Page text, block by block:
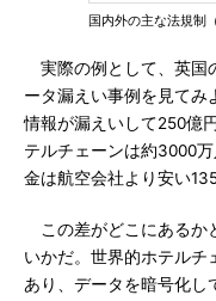
国内外の主な法規制
実際の例として、英国
ータ漏えい事例を見てみ
情報が漏えいして250億
テルチェーンは約3000
金は航空会社より安い
この差がどこにあるか
いかだ。世界的ホテルチ
あり、データを暗号化し